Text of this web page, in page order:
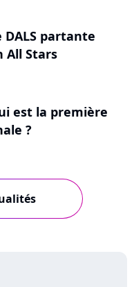
partante
All Stars
est la première
?